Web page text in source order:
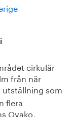
cirkulär
från när
utställning som
flera
Ovako,